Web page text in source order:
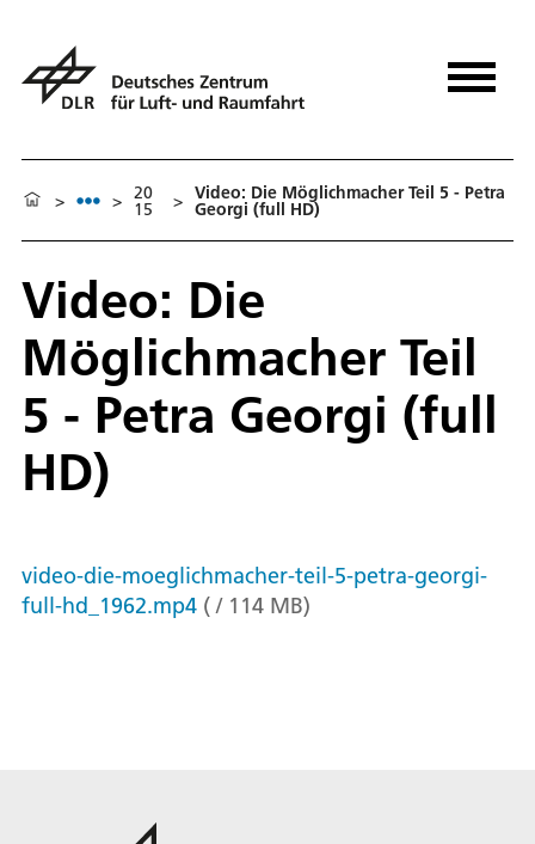
> > 20
15 > Video: Die Möglichmacher Teil 5 - Petra
Georgi (full HD)
Video: Die
Möglichmacher Teil
5 - Petra Georgi (full
HD)
video-die-moeglichmacher-teil-5-petra-georgi-
full-hd_1962.mp4 ( / 114 MB)